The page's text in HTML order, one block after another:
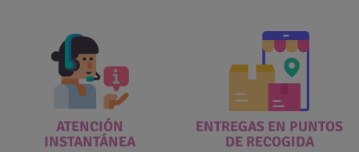
ATENCIÓN
INSTANTÁNEA
ENTREGAS EN PUNTOS
DE RECOGIDA